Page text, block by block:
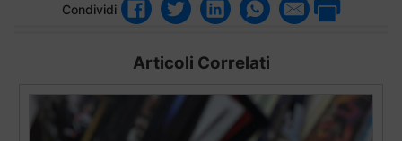
Condividi
Articoli Correlati